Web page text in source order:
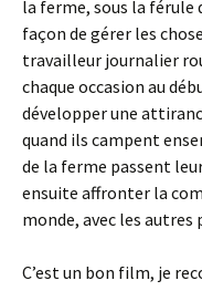
la ferme, sous la férule
façon de gérer les
travailleur journalier
chaque occasion au
développer une
quand ils campent
de la ferme passent
ensuite affronter la
monde, avec les autres
C’est un bon film, je